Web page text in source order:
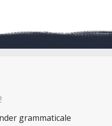
grammaticale